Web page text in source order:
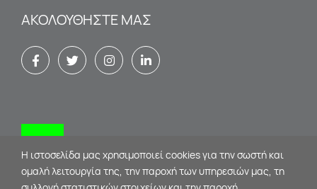
ΑΚΟΛΟΥΘΉΣΤΕ ΜΑΣ
Κλείστε ραντεβού
Η ιστοσελίδα μας χρησιμοποιεί cookies για την σωστή και
ομαλή λειτουργία της, την παροχή των υπηρεσιών μας, τη